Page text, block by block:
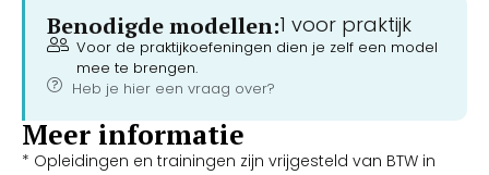
Benodigde modellen:1 voor praktijk
Voor de praktijkoefeningen dien je zelf een model
mee te brengen.
Heb je hier een vraag over?
Meer informatie
* Opleidingen en trainingen zijn vrijgesteld van BTW in